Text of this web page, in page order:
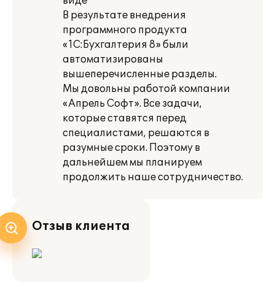
В результате внедрения
программного продукта
«1С:Бухгалтерия 8» были
автоматизированы
вышеперечисленные разделы.
Мы довольны работой компании
«Апрель Софт». Все задачи,
которые ставятся пе­ред
специалистами, решаются в
разумные сроки. Поэтому в
дальнейшем мы плани­руем
продолжить наше сотрудничество.
Отзыв клиента